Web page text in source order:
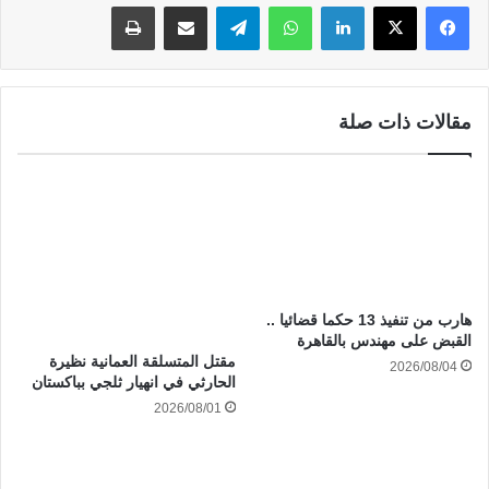
لينكدإن واتساب
مقالات ذات صلة
هارب من تنفيذ 13 حكما قضائيا ..
القبض على مهندس بالقاهرة
2026/08/04
مقتل المتسلقة العمانية نظيرة
الحارثي في انهيار ثلجي بباكستان
2026/08/01